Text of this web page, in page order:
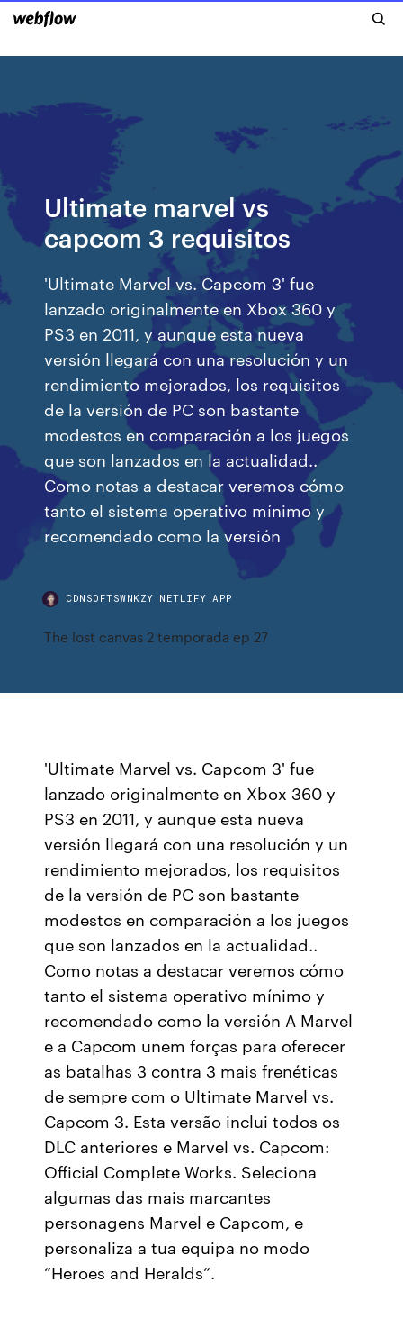
Ultimate marvel vs
capcom 3 requisitos
'Ultimate Marvel vs. Capcom 3' fue
lanzado originalmente en Xbox 360 y
PS3 en 2011, y aunque esta nueva
versión llegará con una resolución y un
rendimiento mejorados, los requisitos
de la versión de PC son bastante
modestos en comparación a los juegos
que son lanzados en la actualidad..
Como notas a destacar veremos cómo
tanto el sistema operativo mínimo y
recomendado como la versión
CDNSOFTSWNKZY.NETLIFY.APP
The lost canvas 2 temporada ep 27
'Ultimate Marvel vs. Capcom 3' fue
lanzado originalmente en Xbox 360 y
PS3 en 2011, y aunque esta nueva
versión llegará con una resolución y un
rendimiento mejorados, los requisitos
de la versión de PC son bastante
modestos en comparación a los juegos
que son lanzados en la actualidad..
Como notas a destacar veremos cómo
tanto el sistema operativo mínimo y
recomendado como la versión A Marvel
e a Capcom unem forças para oferecer
as batalhas 3 contra 3 mais frenéticas
de sempre com o Ultimate Marvel vs.
Capcom 3. Esta versão inclui todos os
DLC anteriores e Marvel vs. Capcom:
Official Complete Works. Seleciona
algumas das mais marcantes
personagens Marvel e Capcom, e
personaliza a tua equipa no modo
“Heroes and Heralds”.